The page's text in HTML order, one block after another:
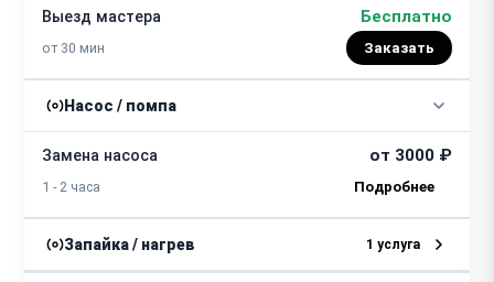
Выезд мастера
от 30 мин
Бесплатно
Заказать
Насос / помпа
Замена насоса
1 - 2 часа
от 3000 ₽
Запайка / нагрев 1 услуга